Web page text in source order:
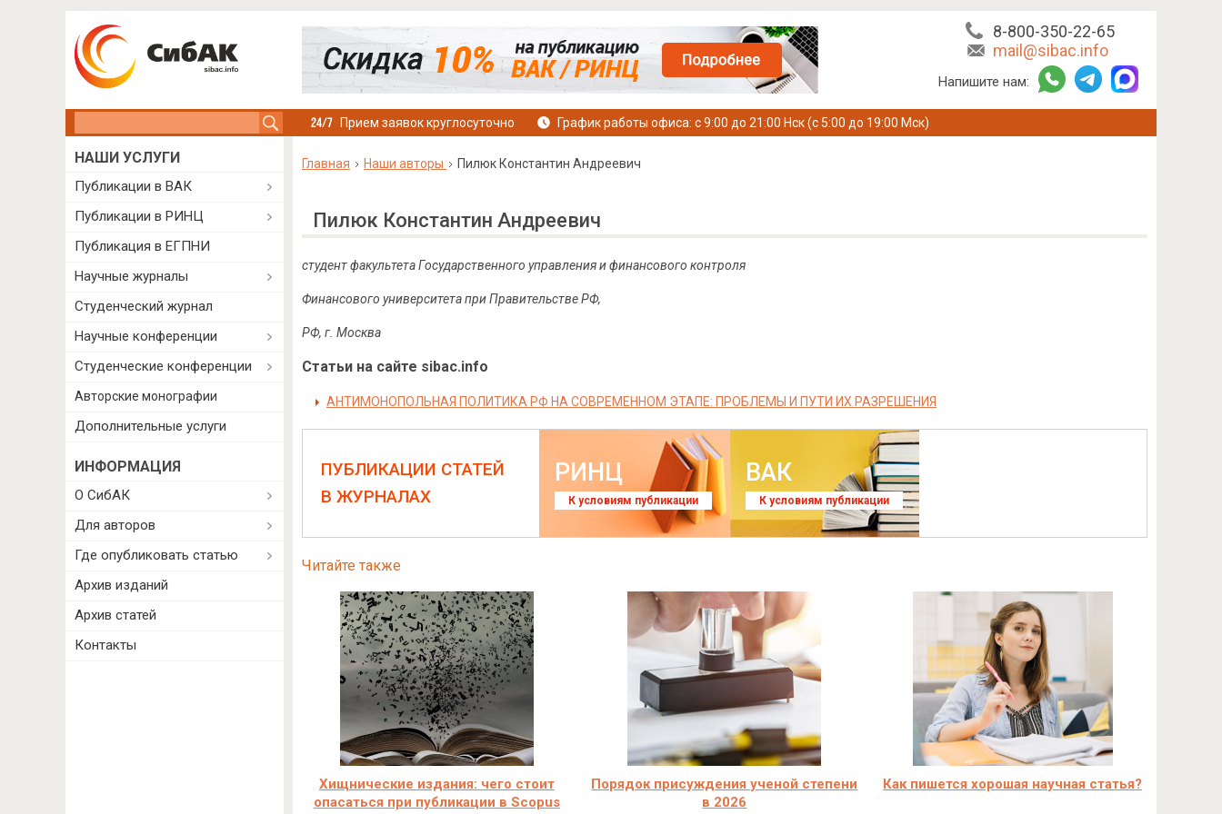
8-800-350-22-65
mail@sibac.info
Напишите нам:
Прием заявок круглосуточно График работы офиса: с 9:00 до 21:00 Нск (с 5:00 до 19:00 Мск)
Главная Наши авторы Пилюк Константин Андреевич
Пилюк Константин Андреевич
студент факультета Государственного управления и финансового контроля
Финансового университета при Правительстве РФ,
РФ, г. Москва
Статьи на сайте sibac.info
АНТИМОНОПОЛЬНАЯ ПОЛИТИКА РФ НА СОВРЕМЕННОМ ЭТАПЕ: ПРОБЛЕМЫ И ПУТИ ИХ РАЗРЕШЕНИЯ
ПУБЛИКАЦИИ СТАТЕЙ
В ЖУРНАЛАХ
РИНЦ
К условиям публикации
ВАК
К условиям публикации
Читайте также
Хищнические издания: чего стоит
опасаться при публикации в Scopus
Порядок присуждения ученой степени
в 2026
Как пишется хорошая научная статья?
НАШИ УСЛУГИ
Публикации в ВАК
Публикации в РИНЦ
Публикация в ЕГПНИ
Научные журналы
Студенческий журнал
Научные конференции
Студенческие конференции
Авторские монографии
Дополнительные услуги
ИНФОРМАЦИЯ
О СибАК
Для авторов
Где опубликовать статью
Архив изданий
Архив статей
Контакты